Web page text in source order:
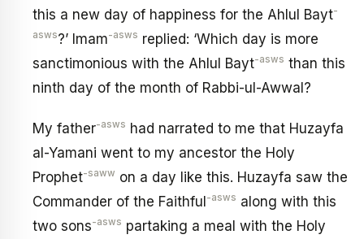
this a new day of happiness for the Ahlul Bayt-
asws?’ Imam-asws replied: ‘Which day is more
sanctimonious with the Ahlul Bayt-asws than this
ninth day of the month of Rabbi-ul-Awwal?
My father-asws had narrated to me that Huzayfa
al-Yamani went to my ancestor the Holy
Prophet-saww on a day like this. Huzayfa saw the
Commander of the Faithful-asws along with this
two sons-asws partaking a meal with the Holy